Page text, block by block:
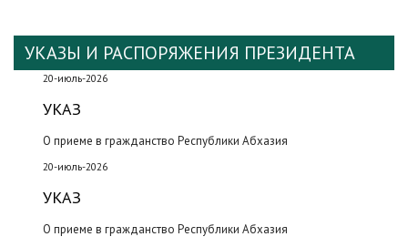
УКАЗЫ И РАСПОРЯЖЕНИЯ ПРЕЗИДЕНТА
20-июль-2026
УКАЗ
О приеме в гражданство Республики Абхазия
20-июль-2026
УКАЗ
О приеме в гражданство Республики Абхазия